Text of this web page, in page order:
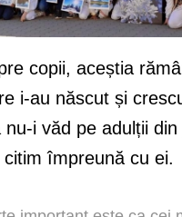
copii, aceștia
i-au născut și
nu-i văd pe adulții
împreună cu ei.